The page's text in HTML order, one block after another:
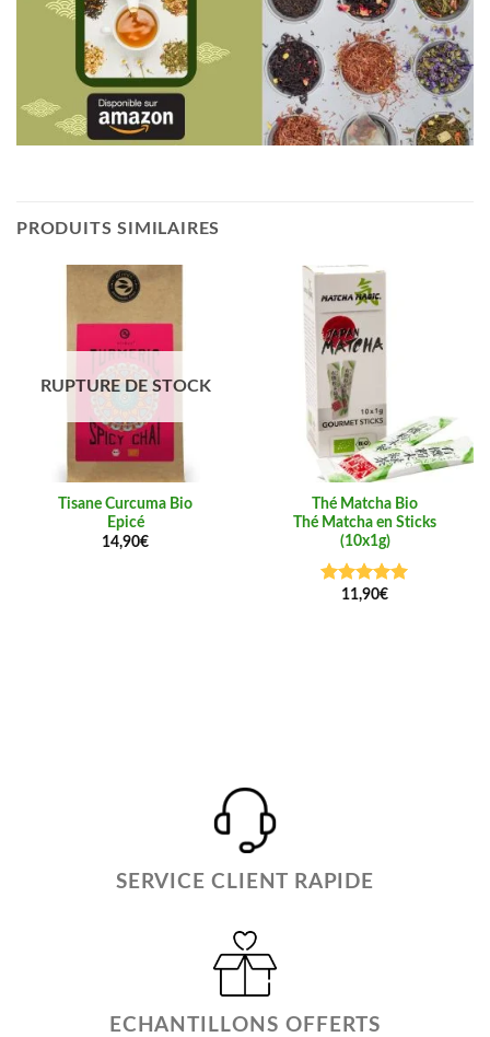
PRODUITS SIMILAIRES
RUPTURE DE STOCK
Tisane Curcuma Bio
Epicé
14,90€
Thé Matcha Bio
Thé Matcha en Sticks
(10x1g)
Note5.00
11,90€
SERVICE CLIENT RAPIDE
ECHANTILLONS OFFERTS